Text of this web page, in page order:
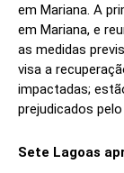
em Mariana. A
em Mariana, e
as medidas
visa a
impactadas;
prejudicados
Sete Lagoas